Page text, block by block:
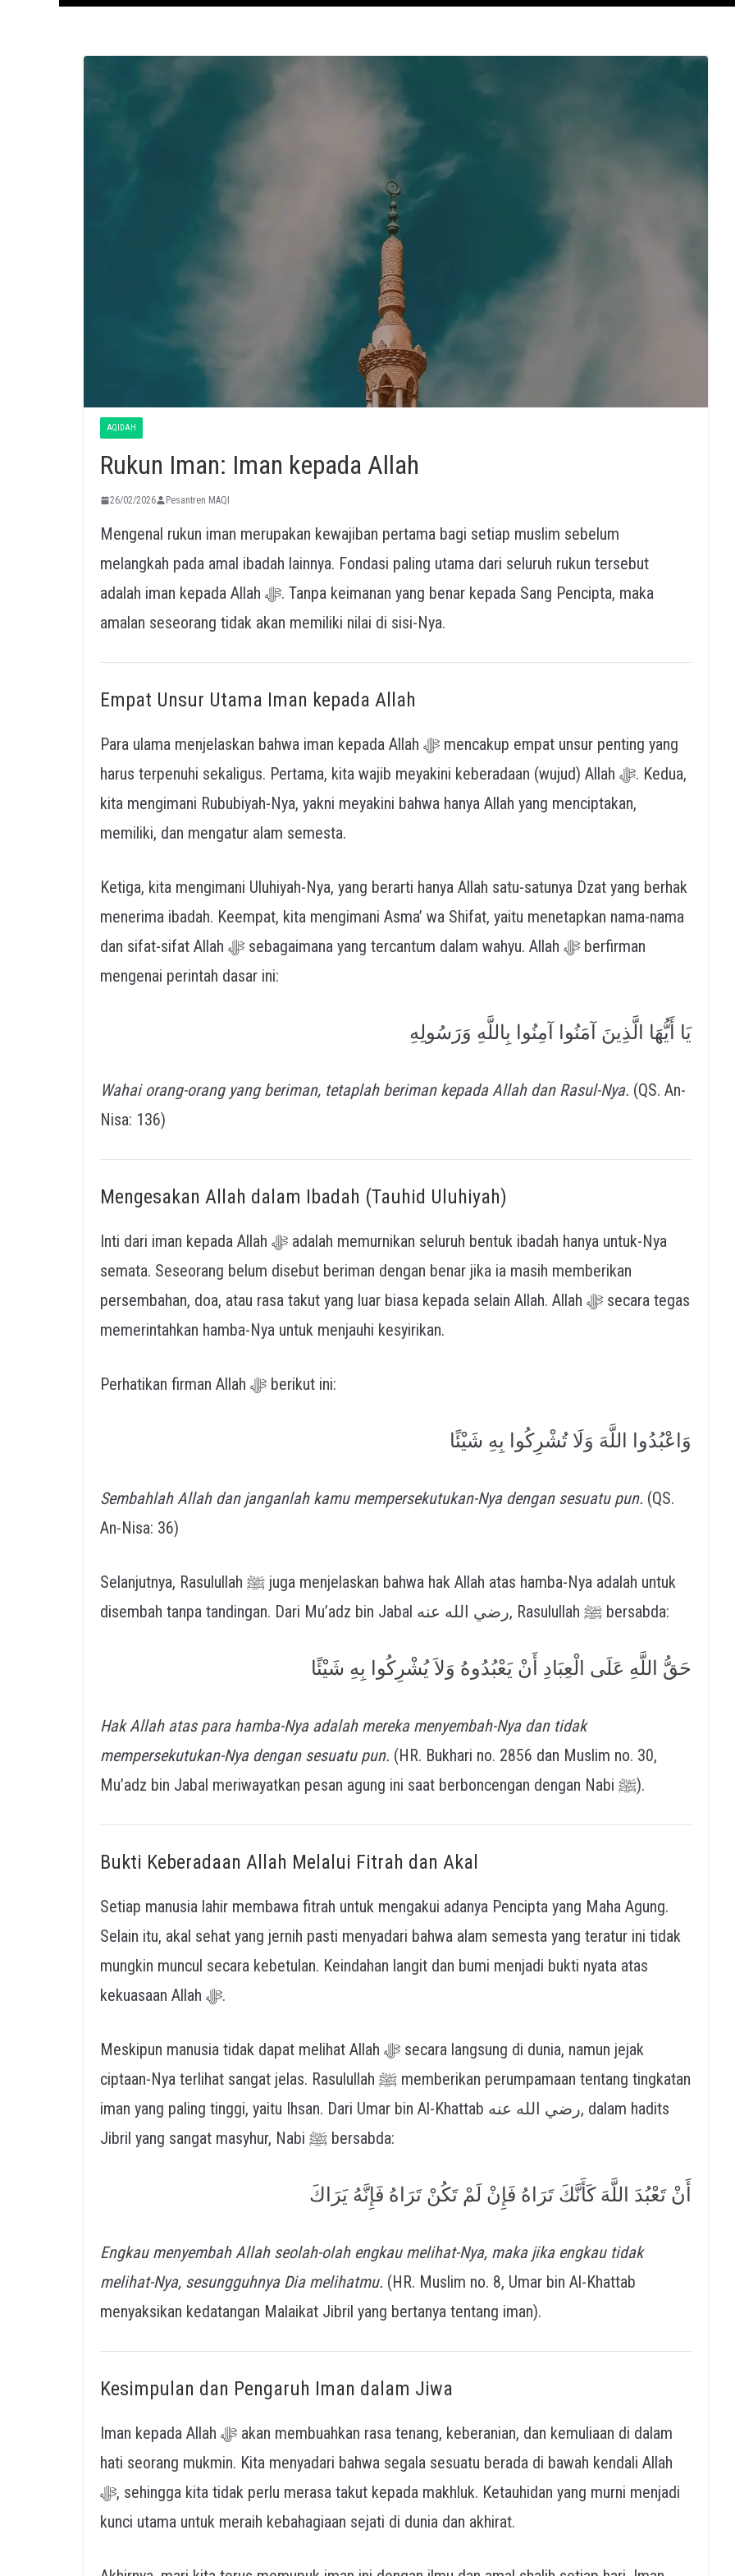
AQIDAH
Rukun Iman: Iman kepada Allah
26/02/2026 Pesantren MAQI
Mengenal rukun iman merupakan kewajiban pertama bagi setiap muslim sebelum
melangkah pada amal ibadah lainnya. Fondasi paling utama dari seluruh rukun tersebut
adalah iman kepada Allah ﷻ. Tanpa keimanan yang benar kepada Sang Pencipta, maka
amalan seseorang tidak akan memiliki nilai di sisi-Nya.
Empat Unsur Utama Iman kepada Allah
Para ulama menjelaskan bahwa iman kepada Allah ﷻ mencakup empat unsur penting yang
harus terpenuhi sekaligus. Pertama, kita wajib meyakini keberadaan (wujud) Allah ﷻ. Kedua,
kita mengimani Rububiyah-Nya, yakni meyakini bahwa hanya Allah yang menciptakan,
memiliki, dan mengatur alam semesta.
Ketiga, kita mengimani Uluhiyah-Nya, yang berarti hanya Allah satu-satunya Dzat yang berhak
menerima ibadah. Keempat, kita mengimani Asma’ wa Shifat, yaitu menetapkan nama-nama
dan sifat-sifat Allah ﷻ sebagaimana yang tercantum dalam wahyu. Allah ﷻ berfirman
mengenai perintah dasar ini:
يَا أَيُّهَا الَّذِينَ آمَنُوا آمِنُوا بِاللَّهِ وَرَسُولِهِ
Wahai orang-orang yang beriman, tetaplah beriman kepada Allah dan Rasul-Nya. (QS. An-
Nisa: 136)
Mengesakan Allah dalam Ibadah (Tauhid Uluhiyah)
Inti dari iman kepada Allah ﷻ adalah memurnikan seluruh bentuk ibadah hanya untuk-Nya
semata. Seseorang belum disebut beriman dengan benar jika ia masih memberikan
persembahan, doa, atau rasa takut yang luar biasa kepada selain Allah. Allah ﷻ secara tegas
memerintahkan hamba-Nya untuk menjauhi kesyirikan.
Perhatikan firman Allah ﷻ berikut ini:
وَاعْبُدُوا اللَّهَ وَلَا تُشْرِكُوا بِهِ شَيْئًا
Sembahlah Allah dan janganlah kamu mempersekutukan-Nya dengan sesuatu pun. (QS.
An-Nisa: 36)
Selanjutnya, Rasulullah ﷺ juga menjelaskan bahwa hak Allah atas hamba-Nya adalah untuk
disembah tanpa tandingan. Dari Mu’adz bin Jabal رضي الله عنه, Rasulullah ﷺ bersabda:
حَقُّ اللَّهِ عَلَى الْعِبَادِ أَنْ يَعْبُدُوهُ وَلاَ يُشْرِكُوا بِهِ شَيْئًا
Hak Allah atas para hamba-Nya adalah mereka menyembah-Nya dan tidak
mempersekutukan-Nya dengan sesuatu pun. (HR. Bukhari no. 2856 dan Muslim no. 30,
Mu’adz bin Jabal meriwayatkan pesan agung ini saat berboncengan dengan Nabi ﷺ).
Bukti Keberadaan Allah Melalui Fitrah dan Akal
Setiap manusia lahir membawa fitrah untuk mengakui adanya Pencipta yang Maha Agung.
Selain itu, akal sehat yang jernih pasti menyadari bahwa alam semesta yang teratur ini tidak
mungkin muncul secara kebetulan. Keindahan langit dan bumi menjadi bukti nyata atas
kekuasaan Allah ﷻ.
Meskipun manusia tidak dapat melihat Allah ﷻ secara langsung di dunia, namun jejak
ciptaan-Nya terlihat sangat jelas. Rasulullah ﷺ memberikan perumpamaan tentang tingkatan
iman yang paling tinggi, yaitu Ihsan. Dari Umar bin Al-Khattab رضي الله عنه, dalam hadits
Jibril yang sangat masyhur, Nabi ﷺ bersabda:
أَنْ تَعْبُدَ اللَّهَ كَأَنَّكَ تَرَاهُ فَإِنْ لَمْ تَكُنْ تَرَاهُ فَإِنَّهُ يَرَاكَ
Engkau menyembah Allah seolah-olah engkau melihat-Nya, maka jika engkau tidak
melihat-Nya, sesungguhnya Dia melihatmu. (HR. Muslim no. 8, Umar bin Al-Khattab
menyaksikan kedatangan Malaikat Jibril yang bertanya tentang iman).
Kesimpulan dan Pengaruh Iman dalam Jiwa
Iman kepada Allah ﷻ akan membuahkan rasa tenang, keberanian, dan kemuliaan di dalam
hati seorang mukmin. Kita menyadari bahwa segala sesuatu berada di bawah kendali Allah
ﷻ, sehingga kita tidak perlu merasa takut kepada makhluk. Ketauhidan yang murni menjadi
kunci utama untuk meraih kebahagiaan sejati di dunia dan akhirat.